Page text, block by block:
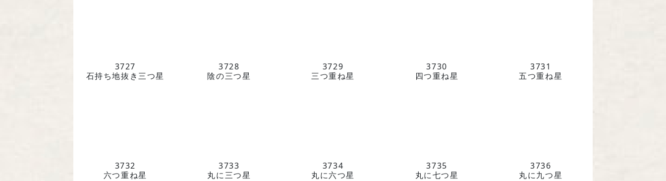
3727
石持ち地抜き三つ星
3728
陰の三つ星
3729
三つ重ね星
3730
四つ重ね星
3731
五つ重ね星
3732
六つ重ね星
3733
丸に三つ星
3734
丸に六つ星
3735
丸に七つ星
3736
丸に九つ星